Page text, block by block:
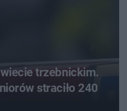
trzebnickim.
straciło 240